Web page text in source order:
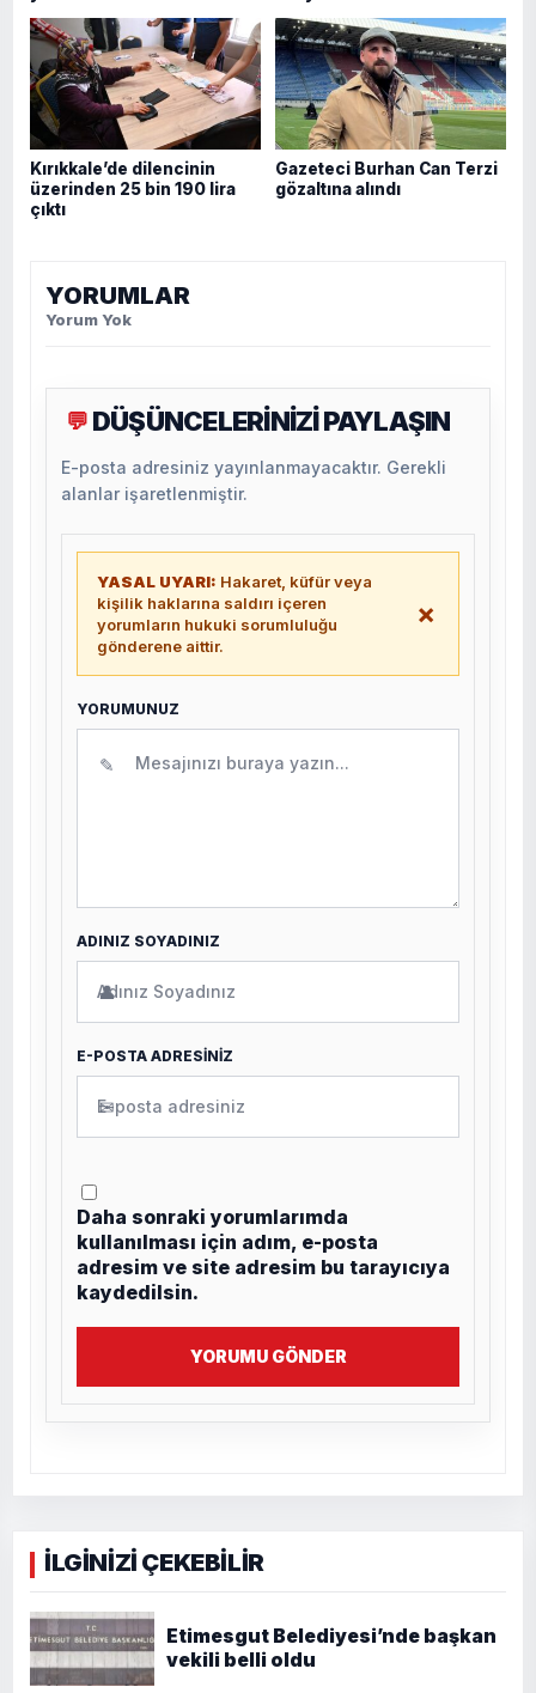
Kırıkkale’de dilencinin
üzerinden 25 bin 190 lira
çıktı
Gazeteci Burhan Can Terzi
gözaltına alındı
YORUMLAR
Yorum Yok
💬 DÜŞÜNCELERİNİZİ PAYLAŞIN
E-posta adresiniz yayınlanmayacaktır. Gerekli
alanlar işaretlenmiştir.
YASAL UYARI: Hakaret, küfür veya
kişilik haklarına saldırı içeren
yorumların hukuki sorumluluğu
gönderene aittir.
×
YORUMUNUZ
✎
ADINIZ SOYADINIZ
👤
E-POSTA ADRESİNİZ
✉
Daha sonraki yorumlarımda
kullanılması için adım, e-posta
adresim ve site adresim bu tarayıcıya
kaydedilsin.
YORUMU GÖNDER
İLGİNİZİ ÇEKEBİLİR
Etimesgut Belediyesi’nde başkan
vekili belli oldu